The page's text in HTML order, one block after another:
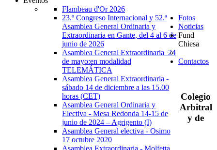
Flambeau d'Or 2026
23.º Congreso Internacional y 52.ª
Asamblea General Ordinaria y
Extraordinaria en Gante, del 4 al 6 de
junio de 2026
Asamblea General Extraordinaria_24
de mayo:en modalidad
TELEMÁTICA
Asamblea General Extraordinaria -
sábado 14 de diciembre a las 15.00
horas (CET)
Asamblea General Ordinaria y
Electiva - Mesa Redonda 14-15 de
junio de 2024 – Agrigento (I)
Asamblea General electiva - Osimo
17 octubre 2020
Asamblea Extraordinaria - Molfetta
Fotos
Noticias
Fund
Chiesa
Contactos
Colegio
Arbitral
y de